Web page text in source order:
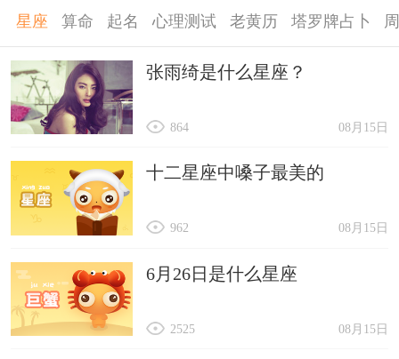
星座 算命 起名 心理测试 老黄历 塔罗牌占卜
张雨绮是什么星座？
08月15日
864
十二星座中嗓子最美的
08月15日
962
6月26日是什么星座
08月15日
2525